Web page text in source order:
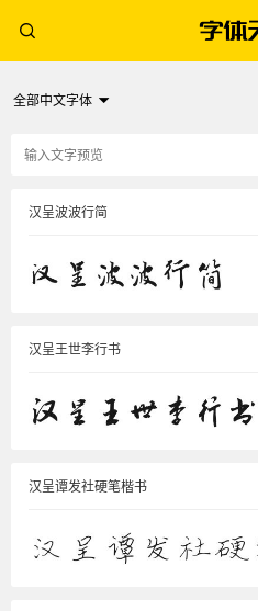
全部中文字体
汉呈波波行简
汉呈王世李行书
汉呈谭发社硬笔楷书